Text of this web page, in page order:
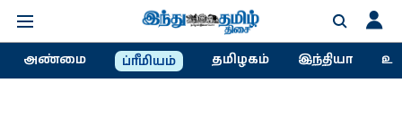
அண்மை ப்ரீமியம் தமிழகம் இந்தியா